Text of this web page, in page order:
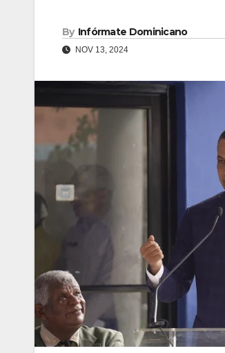
By Infórmate Dominicano
NOV 13, 2024